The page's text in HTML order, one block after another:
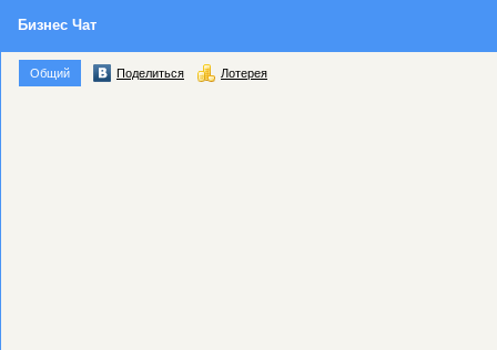
Бизнес Чат
Общий Поделиться Лотерея